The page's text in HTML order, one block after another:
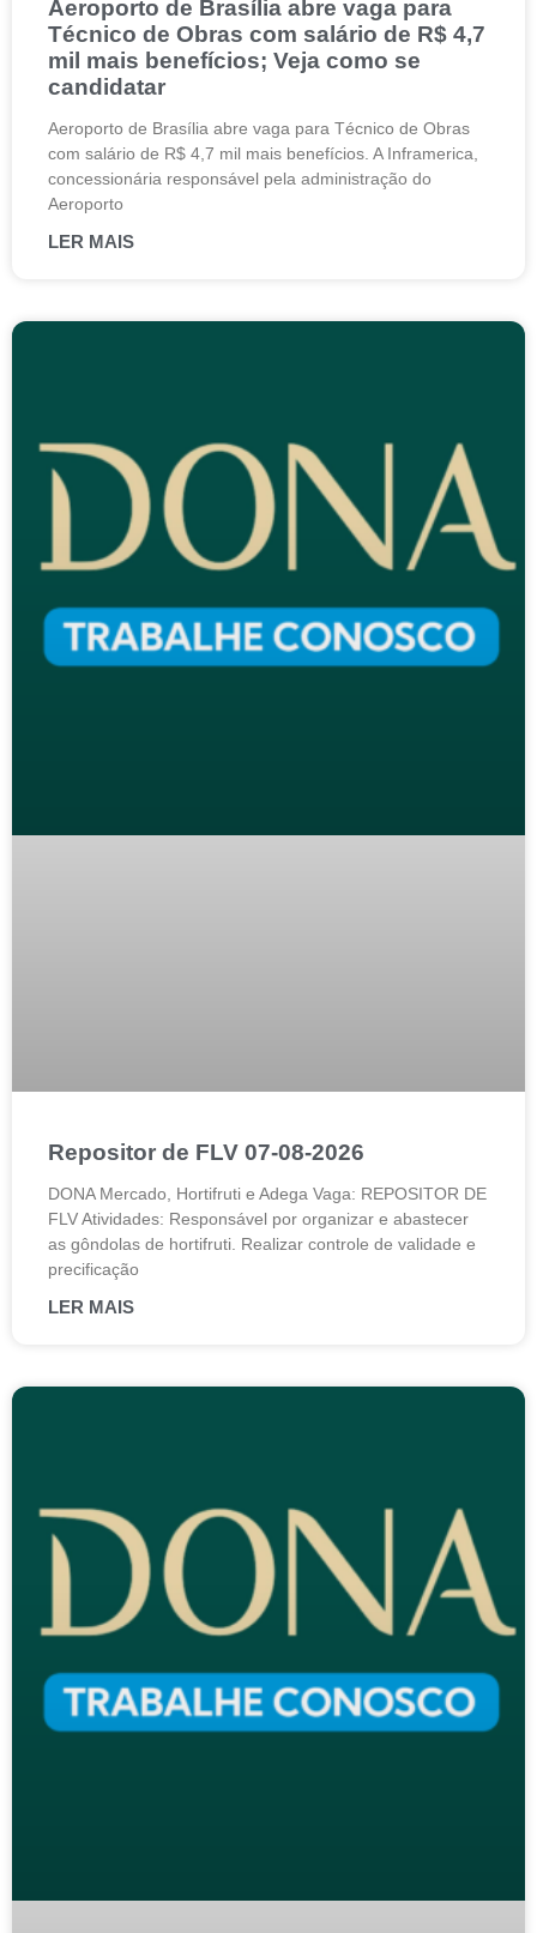
Aeroporto de Brasília abre vaga para
Técnico de Obras com salário de R$ 4,7
mil mais benefícios; Veja como se
candidatar
Aeroporto de Brasília abre vaga para Técnico de Obras
com salário de R$ 4,7 mil mais benefícios. A Inframerica,
concessionária responsável pela administração do
Aeroporto
LER MAIS
Repositor de FLV 07-08-2026
DONA Mercado, Hortifruti e Adega Vaga: REPOSITOR DE
FLV Atividades: Responsável por organizar e abastecer
as gôndolas de hortifruti. Realizar controle de validade e
precificação
LER MAIS